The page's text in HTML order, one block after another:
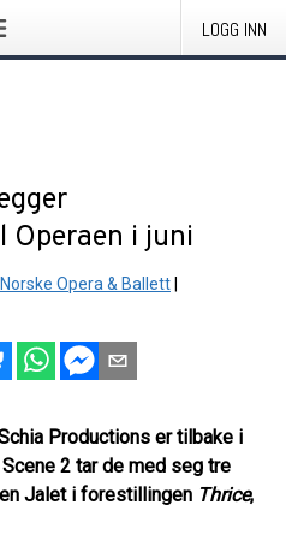
LOGG INN
Operaen i juni
Opera & Ballett
Productions er tilbake i
2 tar de med seg tre
Jalet i forestillingen Thrice,